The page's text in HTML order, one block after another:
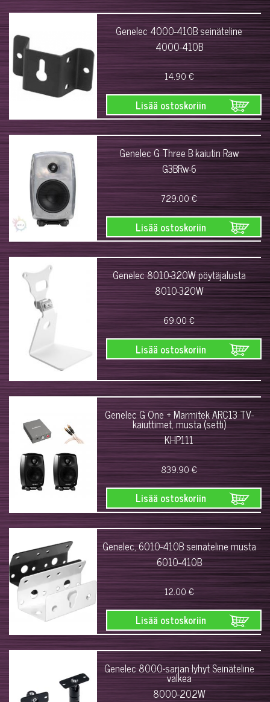
Genelec 4000-410B seinäteline
4000-410B
14.90 €
Lisää ostoskoriin
Genelec G Three B kaiutin Raw
G3BRw-6
729.00 €
Lisää ostoskoriin
Genelec 8010-320W pöytäjalusta
8010-320W
69.00 €
Lisää ostoskoriin
Genelec G One + Marmitek ARC13 TV-
kaiuttimet, musta (setti)
KHP111
839.90 €
Lisää ostoskoriin
Genelec, 6010-410B seinäteline musta
6010-410B
12.00 €
Lisää ostoskoriin
Genelec 8000-sarjan lyhyt Seinäteline
valkea
8000-202W